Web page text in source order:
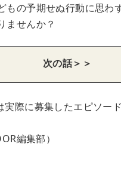
もの予期せぬ行動に思わ
ませんか？
次の話＞＞
際に募集したエピソー
編集部）